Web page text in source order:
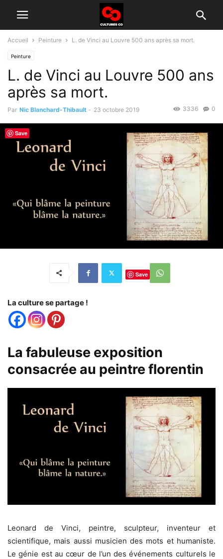
Accueil Peinture L. de Vinci au Louvre 500 ans après sa mort.
Peinture
L. de Vinci au Louvre 500 ans
après sa mort.
Par Nic Blanchard-Thibault - 23 octobre 2019 0
3336
Save
La culture se partage !
La fabuleuse exposition
consacrée au peintre florentin
Leonard de Vinci, peintre, sculpteur, inventeur et
scientifique, mais aussi musicien des mots et humaniste.
Le génie est au cœur de l’un des événements culturels le
Save